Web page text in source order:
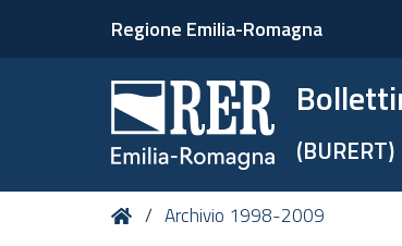
Regione Emilia-Romagna
(BURERT)
Tu HomeArchivio 1998-2009